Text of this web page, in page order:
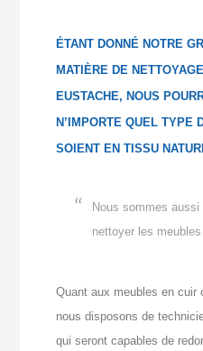
ÉTANT DONNÉ NOTRE
MATIÈRE DE
EUSTACHE, NOUS
N’IMPORTE QUEL TYPE
SOIENT EN TISSU
Nous sommes
nettoyer les
Quant aux meubles en cuir
nous disposons de
qui seront capables de